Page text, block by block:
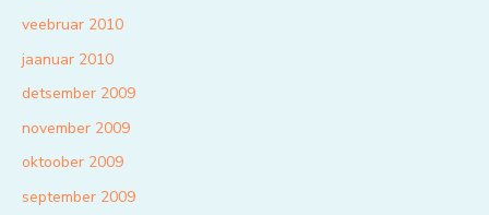
veebruar 2010
jaanuar 2010
detsember 2009
november 2009
oktoober 2009
september 2009